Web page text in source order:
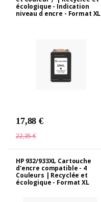
écologique - Indication
niveau d encre - Format XL
17,88 €
22,35 €
HP 932/933XL Cartouche
d'encre compatible - 4
Couleurs | Recyclée et
écologique - Format XL